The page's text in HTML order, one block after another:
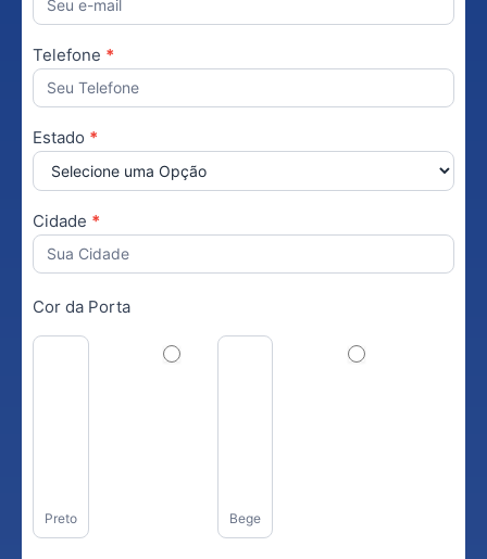
Telefone *
Estado *
Cidade *
Cor da Porta
Preto Bege